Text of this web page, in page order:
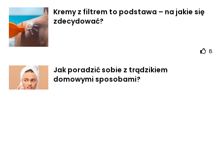
Kremy z filtrem to podstawa – na jakie się
zdecydować?
8
Jak poradzić sobie z trądzikiem
domowymi sposobami?